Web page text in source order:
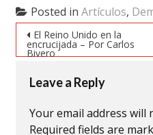
(Opens
in
new
window)
(Opens
in
new
window)
(Opens
in
new
window)
Posted in Artículos,
Post navigation
El Reino Unido en la
encrucijada – Por Carlos
Bivero
Leave a Reply
Your email address will
Required fields are